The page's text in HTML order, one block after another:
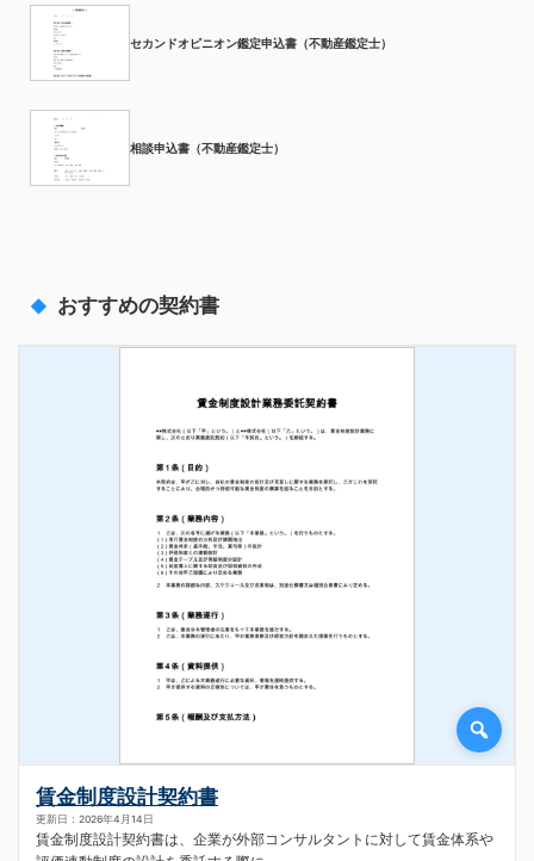
セカンドオピニオン鑑定申込書（不動産鑑定士）
相談申込書（不動産鑑定士）
おすすめの契約書
賃金制度設計契約書
更新日：2026年4月14日
賃金制度設計契約書は、企業が外部コンサルタントに対して賃金体系や